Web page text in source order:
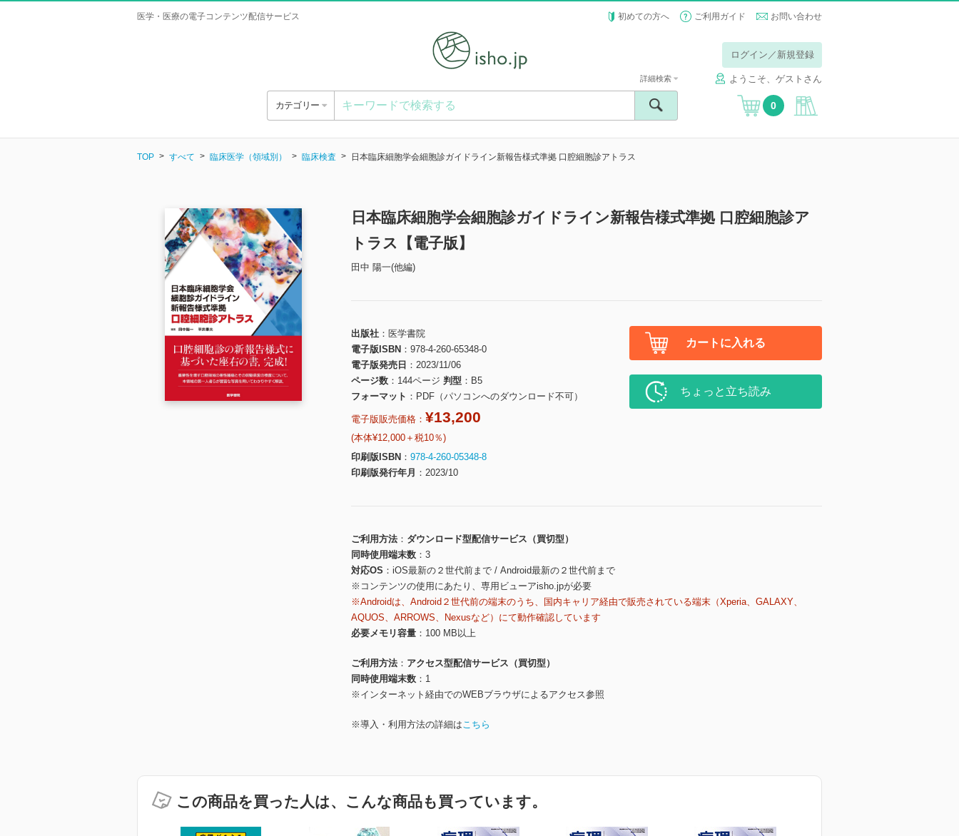
医学・医療の電子コンテンツ配信サービス 初めての方へ ご利用ガイド お問い合わせ
ログイン／新規登録
ようこそ、ゲストさん
カテゴリー
詳細検索
0
TOP すべて 臨床医学（領域別） 臨床検査 日本臨床細胞学会細胞診ガイドライン新報告様式準拠 口腔細胞診アトラス
日本臨床細胞学会細胞診ガイドライン新報告様式準拠 口腔細胞診ア
トラス【電子版】
田中 陽一(他編)
出版社
医学書院
電子版ISBN
978-4-260-65348-0
電子版発売日
2023/11/06
ページ数
144ページ 判型
B5
フォーマット
PDF（パソコンへのダウンロード不可）
電子版販売価格： ¥13,200
(本体¥12,000＋税10％)
印刷版ISBN
978-4-260-05348-8
印刷版発行年月
2023/10
カートに入れる
ちょっと立ち読み
ご利用方法
ダウンロード型配信サービス（買切型）
同時使用端末数
3
対応OS
iOS最新の２世代前まで / Android最新の２世代前まで
※コンテンツの使用にあたり、専用ビューアisho.jpが必要
※Androidは、Android２世代前の端末のうち、国内キャリア経由で販売されている端末（Xperia、GALAXY、
AQUOS、ARROWS、Nexusなど）にて動作確認しています
必要メモリ容量
100 MB以上
ご利用方法
アクセス型配信サービス（買切型）
同時使用端末数
1
※インターネット経由でのWEBブラウザによるアクセス参照
※導入・利用方法の詳細はこちら
この商品を買った人は、こんな商品も買っています。